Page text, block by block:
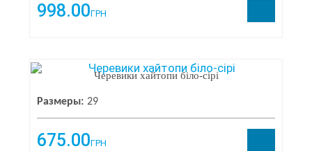
998.00ГРН
Черевики хайтопи біло-сірі
Размеры: 29
675.00ГРН